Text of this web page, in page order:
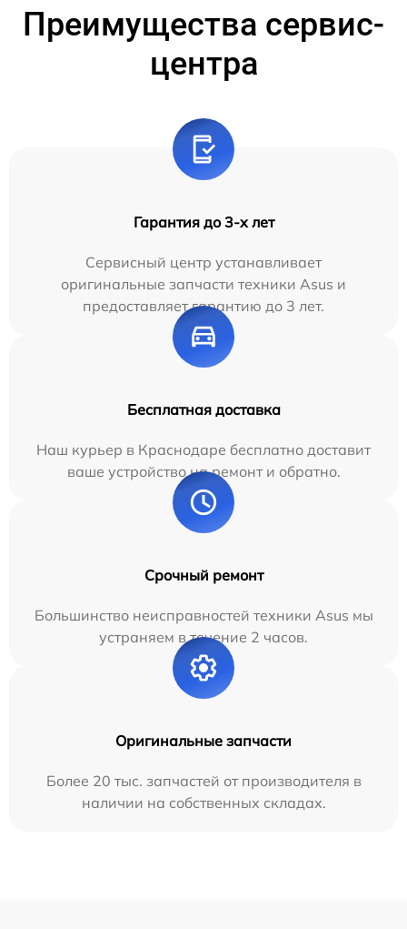
Преимущества сервис-
центра
Гарантия до 3-х лет
Сервисный центр устанавливает
оригинальные запчасти техники Asus и
предоставляет гарантию до 3 лет.
Бесплатная доставка
Наш курьер в Краснодаре бесплатно доставит
ваше устройство на ремонт и обратно.
Срочный ремонт
Большинство неисправностей техники Asus мы
устраняем в течение 2 часов.
Оригинальные запчасти
Более 20 тыс. запчастей от производителя в
наличии на собственных складах.